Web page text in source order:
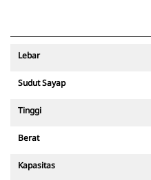
Lebar
Sudut Sayap
Tinggi
Berat
Kapasitas